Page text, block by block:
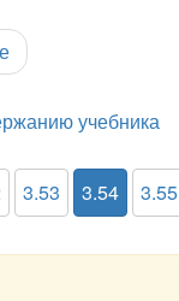
учебника
3.53 3.54 3.55